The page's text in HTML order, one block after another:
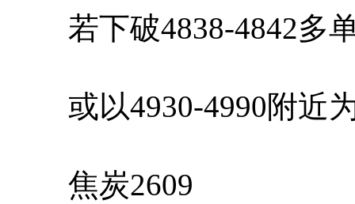
若下破4838-4842多
或以4930-4990附近
焦炭2609